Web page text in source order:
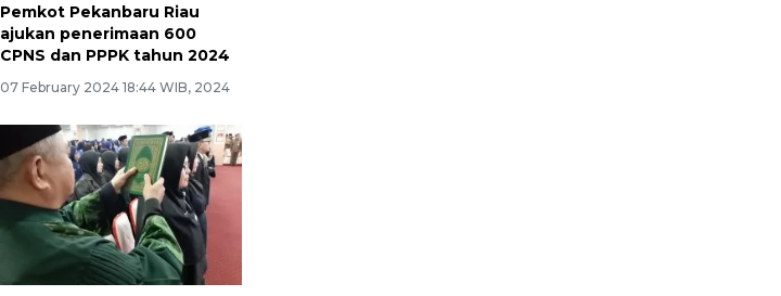
Pemkot Pekanbaru Riau
ajukan penerimaan 600
CPNS dan PPPK tahun 2024
07 February 2024 18:44 WIB, 2024